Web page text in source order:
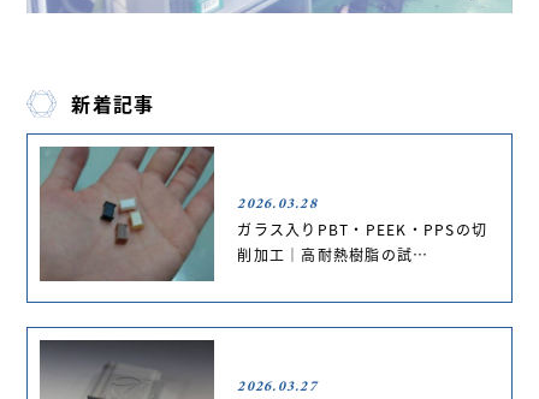
新着記事
2026.03.28
ガラス入りPBT・PEEK・PPSの切
削加工｜高耐熱樹脂の試…
2026.03.27